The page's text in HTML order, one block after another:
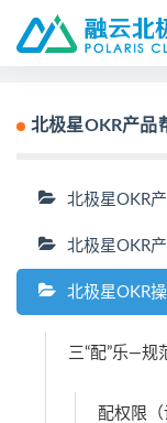
北极星OKR产品
北极星OKR
北极星OKR
北极星OKR
三“配”乐—规
配权限（